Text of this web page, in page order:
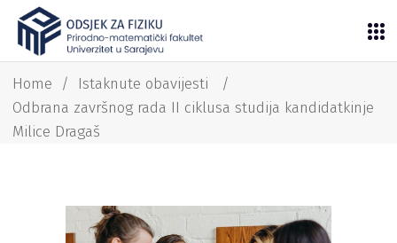
Home / Istaknute obavijesti
/
Odbrana završnog rada II ciklusa studija kandidatkinje
Milice Dragaš